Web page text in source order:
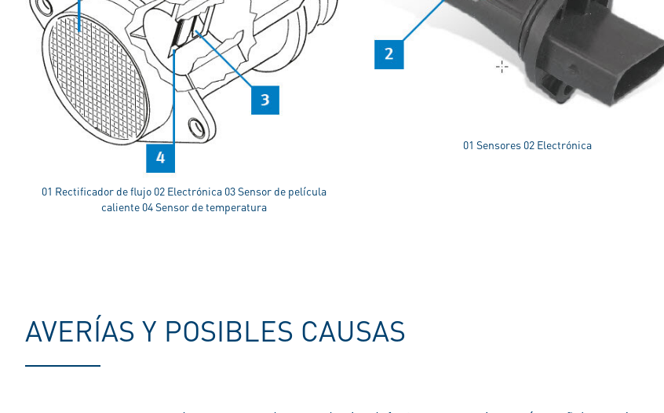
01 Rectificador de flujo 02 Electrónica 03 Sensor de película
caliente 04 Sensor de temperatura
01 Sensores 02 Electrónica
AVERÍAS Y POSIBLES CAUSAS